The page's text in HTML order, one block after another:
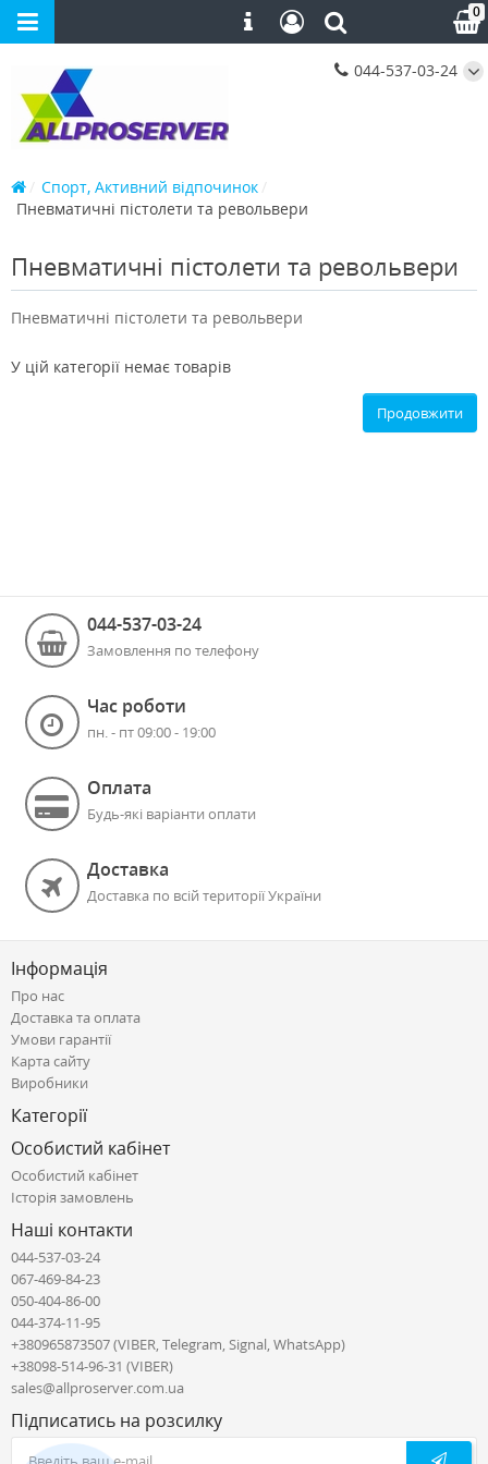
044-537-03-24
0
Спорт, Активний відпочинок
Пневматичні пістолети та револьвери
Пневматичні пістолети та револьвери
Пневматичні пістолети та револьвери
У цій категорії немає товарів
Продовжити
044-537-03-24
Замовлення по телефону
Час роботи
пн. - пт 09:00 - 19:00
Оплата
Будь-які варіанти оплати
Доставка
Доставка по всій території України
Інформація
Про нас
Доставка та оплата
Умови гарантії
Карта сайту
Виробники
Категорії
Особистий кабінет
Особистий кабінет
Історія замовлень
Наші контакти
044-537-03-24
067-469-84-23
050-404-86-00
044-374-11-95
+380965873507 (VIBER, Telegram, Signal, WhatsApp)
+38098-514-96-31 (VIBER)
sales@allproserver.com.ua
Підписатись на розсилку